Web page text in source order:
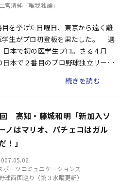
二宮清純「唯我独論」
を挙げた日曜日、東京から遠く離
学生がプロ初登板を果たした。 選
本で初の医学生プロ。さる４月
本で２番目のプロ野球独立リーグ
に先発し、負け投手となったもの
りた。金森栄治監督に「気にする
ないか。打たれたわけじゃないん
励まされた。
続きを読む
高知・藤城和明「新加入ソ
ノはマリオ、パチェコはガル
！」
ポーツコミュニケーションズ
野球西国巡り（第３水曜更新）